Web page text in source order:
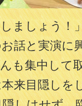
ましょう！
話と実演に
も集中して
来目隠しを